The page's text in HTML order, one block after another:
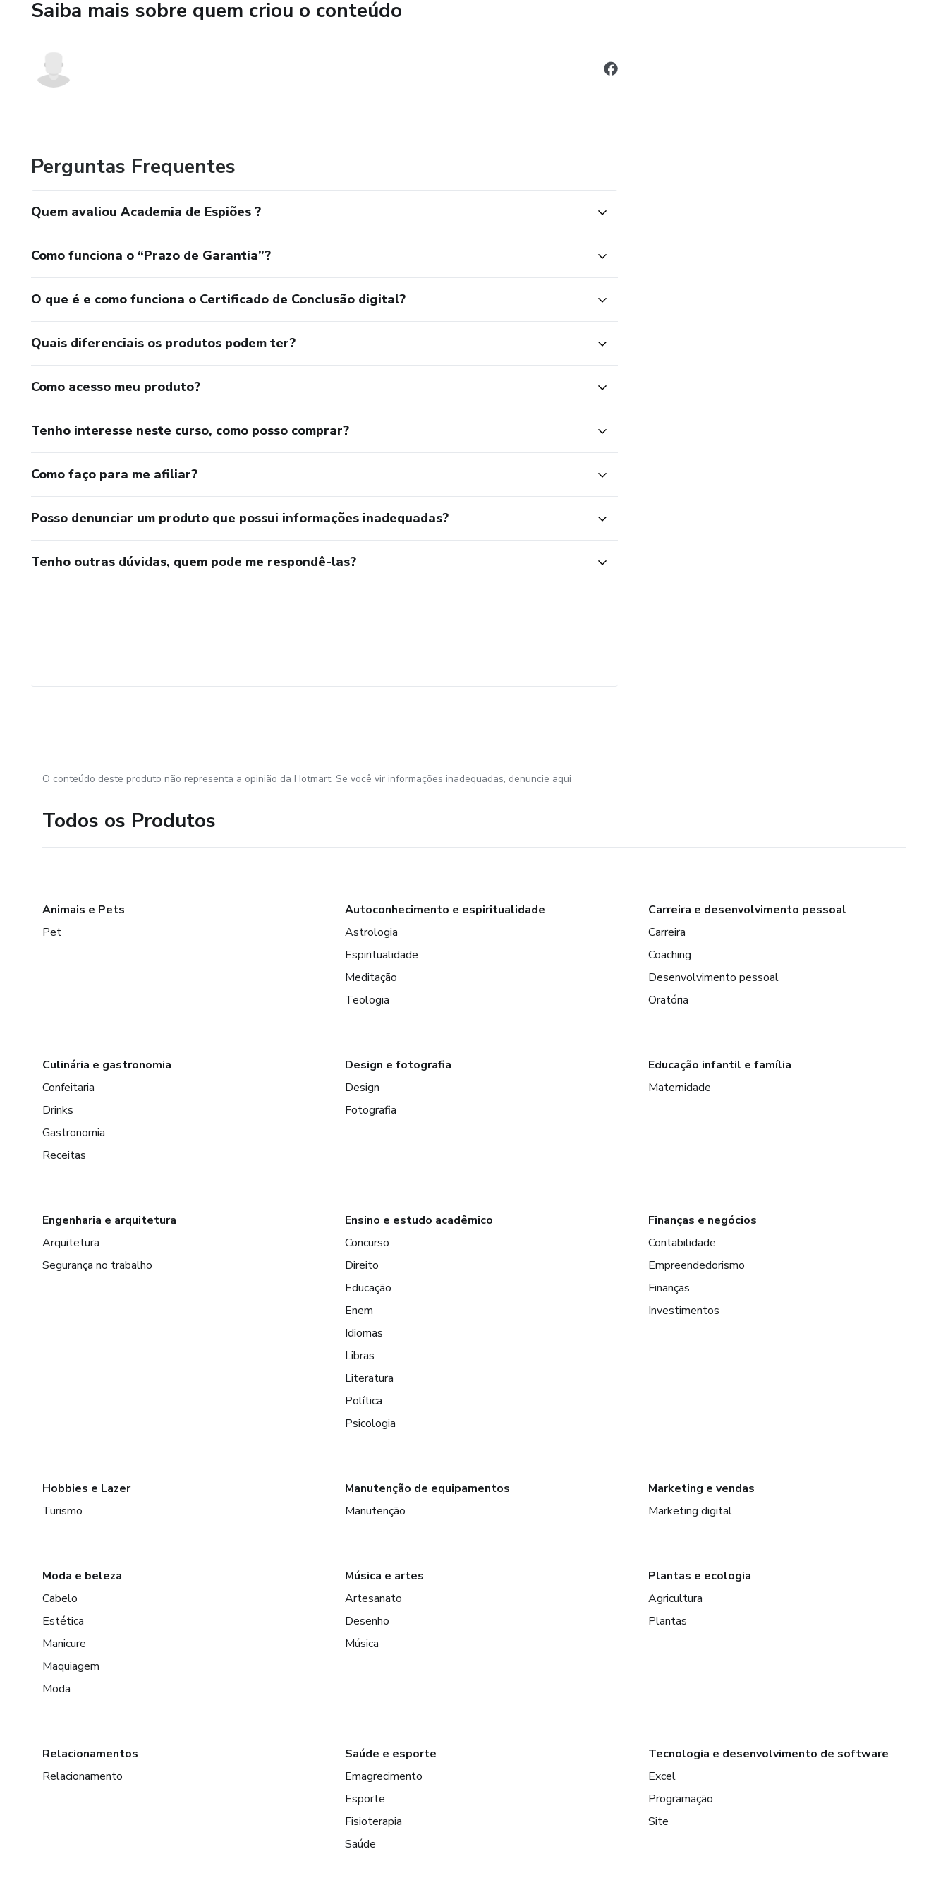
Saiba mais sobre quem criou o conteúdo
Perguntas Frequentes
Quem avaliou Academia de Espiões ?
Como funciona o “Prazo de Garantia”?
O que é e como funciona o Certificado de Conclusão digital?
Quais diferenciais os produtos podem ter?
Como acesso meu produto?
Tenho interesse neste curso, como posso comprar?
Como faço para me afiliar?
Posso denunciar um produto que possui informações inadequadas?
Tenho outras dúvidas, quem pode me respondê-las?
O conteúdo deste produto não representa a opinião da Hotmart. Se você vir informações inadequadas, denuncie aqui
Todos os Produtos
Animais e Pets
Pet
Autoconhecimento e espiritualidade
Astrologia
Espiritualidade
Meditação
Teologia
Carreira e desenvolvimento pessoal
Carreira
Coaching
Desenvolvimento pessoal
Oratória
Culinária e gastronomia
Confeitaria
Drinks
Gastronomia
Receitas
Design e fotografia
Design
Fotografia
Educação infantil e família
Maternidade
Engenharia e arquitetura
Arquitetura
Segurança no trabalho
Ensino e estudo acadêmico
Concurso
Direito
Educação
Enem
Idiomas
Libras
Literatura
Política
Psicologia
Finanças e negócios
Contabilidade
Empreendedorismo
Finanças
Investimentos
Hobbies e Lazer
Turismo
Manutenção de equipamentos
Manutenção
Marketing e vendas
Marketing digital
Moda e beleza
Cabelo
Estética
Manicure
Maquiagem
Moda
Música e artes
Artesanato
Desenho
Música
Plantas e ecologia
Agricultura
Plantas
Relacionamentos
Relacionamento
Saúde e esporte
Emagrecimento
Esporte
Fisioterapia
Saúde
Tecnologia e desenvolvimento de software
Excel
Programação
Site